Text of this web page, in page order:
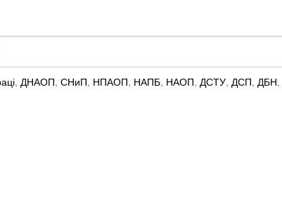
, ДНАОП, СНиП, НПАОП, НАПБ, НАОП, ДСТУ, ДСП, ДБН,